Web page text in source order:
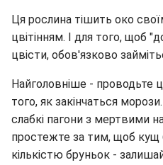
Ця рослина тішить око
цвітінням. І для того, щоб
цвісти, обов'язково
Найголовніше - проводьте
того, як закінчаться морози.
слабкі пагони з мертвими
простежте за тим, щоб кущ
кількістю бруньок -